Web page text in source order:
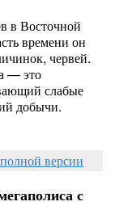
в Восточной
времени он
червей.
— это
слабые
добычи.
версии
с